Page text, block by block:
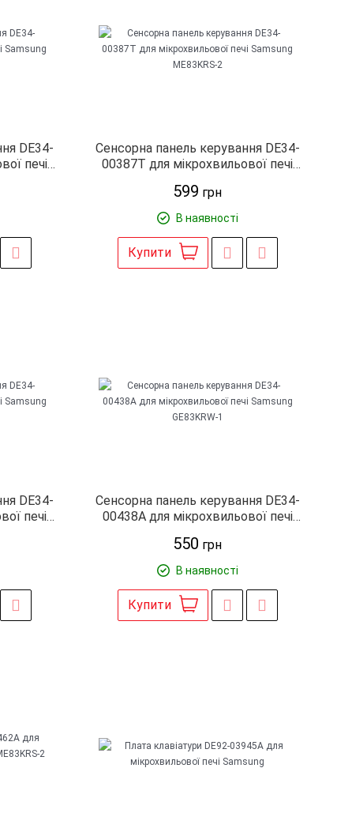
DE34-
печі
Сенсорна панель керування DE34-
00387T для мікрохвильової печі
599 грн
В наявності
Купити
DE34-
печі
Сенсорна панель керування DE34-
00438A для мікрохвильової печі
550 грн
В наявності
Купити